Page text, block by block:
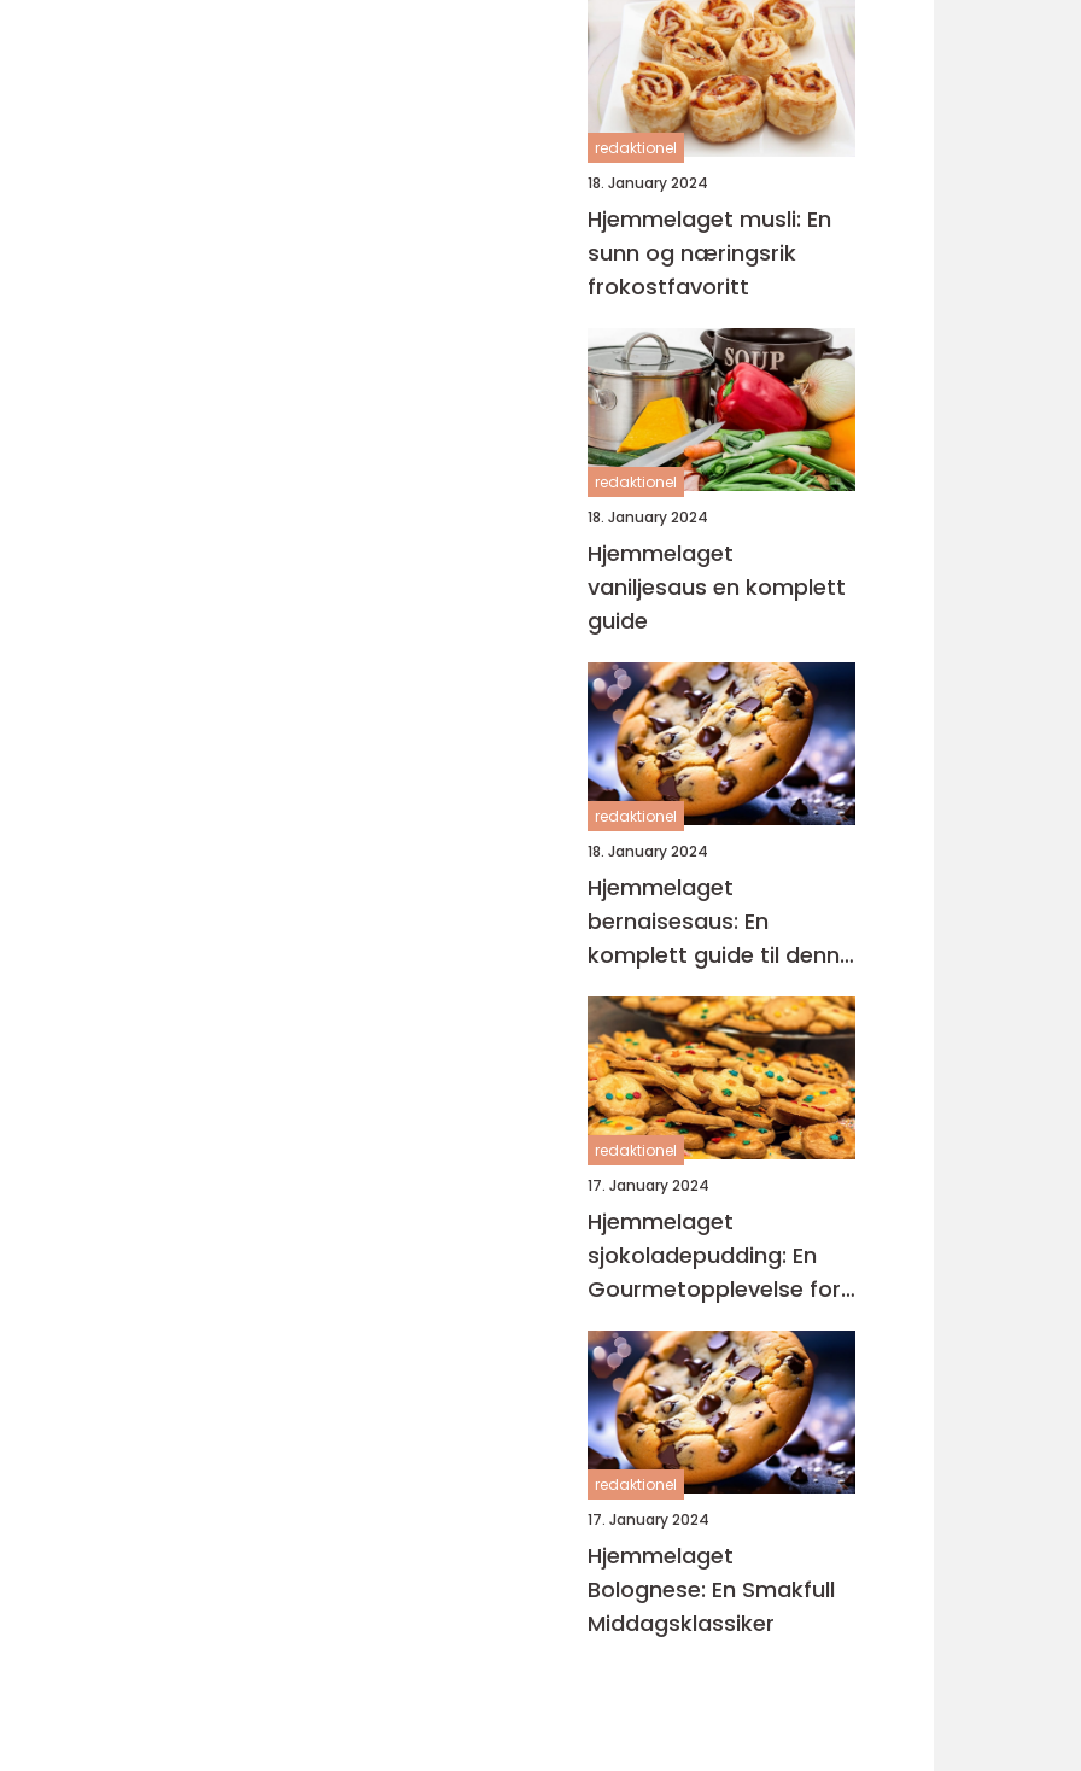
redaktionel
18. January 2024
Hjemmelaget musli: En
sunn og næringsrik
frokostfavoritt
redaktionel
18. January 2024
Hjemmelaget
vaniljesaus en komplett
guide
redaktionel
18. January 2024
Hjemmelaget
bernaisesaus: En
komplett guide til denne
klassikeren
redaktionel
17. January 2024
Hjemmelaget
sjokoladepudding: En
Gourmetopplevelse for
Sjokoladeelskere
redaktionel
17. January 2024
Hjemmelaget
Bolognese: En Smakfull
Middagsklassiker